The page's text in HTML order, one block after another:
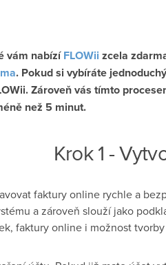
vám nabízíFLOWii zcela
. Pokud si vybíráte
Zároveň vás tímto
než 5 minut.
Krok 1 -
faktury online rychle a
a zároveň slouží jako
faktury online i možnost tvorby